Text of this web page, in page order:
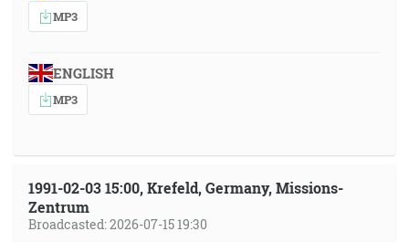
MP3
ENGLISH
MP3
1991-02-03 15:00, Krefeld, Germany, Missions-
Zentrum
Broadcasted: 2026-07-15 19:30